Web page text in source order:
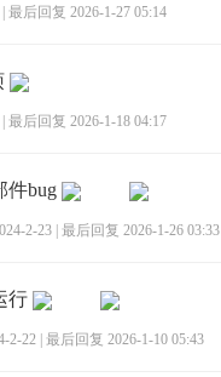
最后回复 2026-1-27 05:14
最后回复 2026-1-18 04:17
件bug
2-23 最后回复 2026-1-26 03:33
行
2-22 最后回复 2026-1-10 05:43